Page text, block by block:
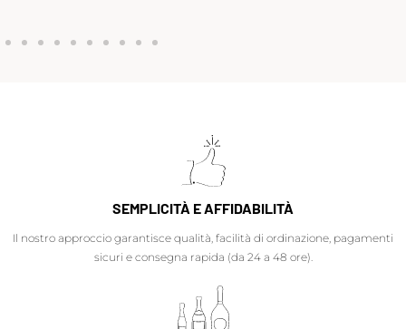
SEMPLICITÀ E AFFIDABILITÀ
Il nostro approccio garantisce qualità, facilità di ordinazione, pagamenti
sicuri e consegna rapida (da 24 a 48 ore).